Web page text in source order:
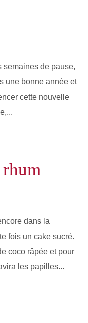
semaines de pause,
une bonne année et
cette nouvelle
dans la
fois un cake sucré.
coco râpée et pour
les papilles...